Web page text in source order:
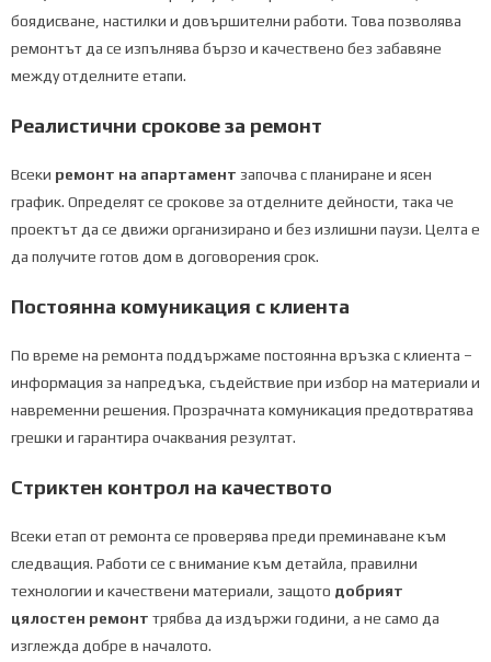
боядисване, настилки и довършителни работи. Това позволява
ремонтът да се изпълнява бързо и качествено без забавяне
между отделните етапи.
Реалистични срокове за ремонт
Всеки ремонт на апартамент започва с планиране и ясен
график. Определят се срокове за отделните дейности, така че
проектът да се движи организирано и без излишни паузи. Целта е
да получите готов дом в договорения срок.
Постоянна комуникация с клиента
По време на ремонта поддържаме постоянна връзка с клиента –
информация за напредъка, съдействие при избор на материали и
навременни решения. Прозрачната комуникация предотвратява
грешки и гарантира очаквания резултат.
Стриктен контрол на качеството
Всеки етап от ремонта се проверява преди преминаване към
следващия. Работи се с внимание към детайла, правилни
технологии и качествени материали, защото добрият
цялостен ремонт трябва да издържи години, а не само да
изглежда добре в началото.